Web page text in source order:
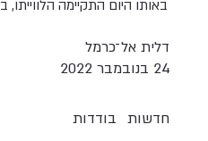
באותו היום התקיימה הלווייתו,
דלית אל־כרמל
24 בנובמבר 2022
בודדות חדשות